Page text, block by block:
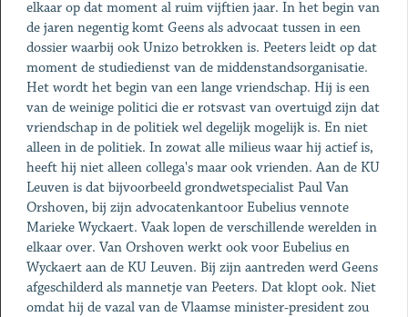
elkaar op dat moment al ruim vijftien jaar. In het begin van
de jaren negentig komt Geens als advocaat tussen in een
dossier waarbij ook Unizo betrokken is. Peeters leidt op dat
moment de studiedienst van de middenstandsorganisatie.
Het wordt het begin van een lange vriendschap. Hij is een
van de weinige politici die er rotsvast van overtuigd zijn dat
vriendschap in de politiek wel degelijk mogelijk is. En niet
alleen in de politiek. In zowat alle milieus waar hij actief is,
heeft hij niet alleen collega's maar ook vrienden. Aan de KU
Leuven is dat bijvoorbeeld grondwetspecialist Paul Van
Orshoven, bij zijn advocatenkantoor Eubelius vennote
Marieke Wyckaert. Vaak lopen de verschillende werelden in
elkaar over. Van Orshoven werkt ook voor Eubelius en
Wyckaert aan de KU Leuven. Bij zijn aantreden werd Geens
afgeschilderd als mannetje van Peeters. Dat klopt ook. Niet
omdat hij de vazal van de Vlaamse minister-president zou